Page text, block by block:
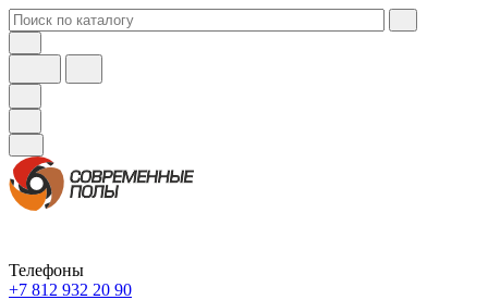
Телефоны
+7 812 932 20 90